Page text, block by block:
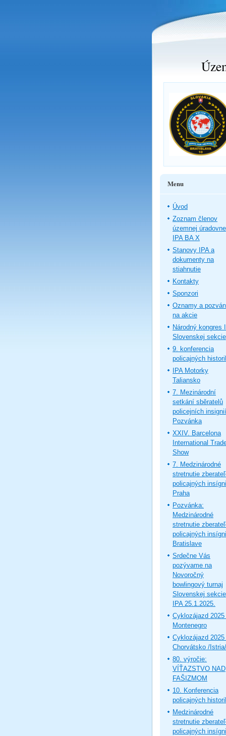
Menu
Úvod
Zoznam členov
územnej úradovne
IPA BA X
Stanovy IPA a
dokumenty na
stiahnutie
Kontakty
Sponzori
Oznamy a
na akcie
Národný kongres
Slovenskej sekcie
9. konferencia
policajných
IPA Motorky
Taliansko
7. Mezinárodní
setkání sběratelů
policejních
Pozvánka
XXIV. Barcelona
International
Show
7. Medzinárodné
stretnutie
policajných
Praha
Pozvánka:
Medzinárodné
stretnutie
policajných
Bratislave
Srdečne Vás
pozývame na
Novoročný
bowlingový turnaj
Slovenskej sekcie
IPA 25.1.2025.
Cyklozájazd 2025
Montenegro
Cyklozájazd 2025
Chorvátsko /Istria/
80. výročie:
VÍŤAZSTVO NAD
FAŠIZMOM
10. Konferencia
policajných
Medzinárodné
stretnutie
policajných